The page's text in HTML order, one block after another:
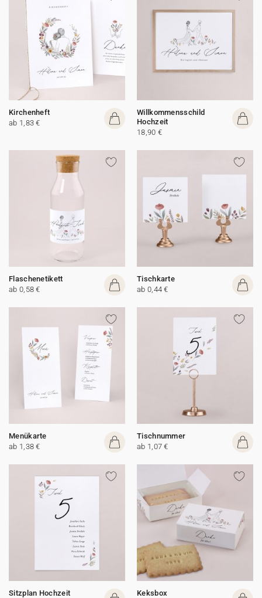
Kirchenheft
ab 1,83 €
Willkommensschild
Hochzeit
18,90 €
Flaschenetikett
ab 0,58 €
Tischkarte
ab 0,44 €
Menükarte
ab 1,38 €
Tischnummer
ab 1,07 €
Sitzplan Hochzeit
Keksbox